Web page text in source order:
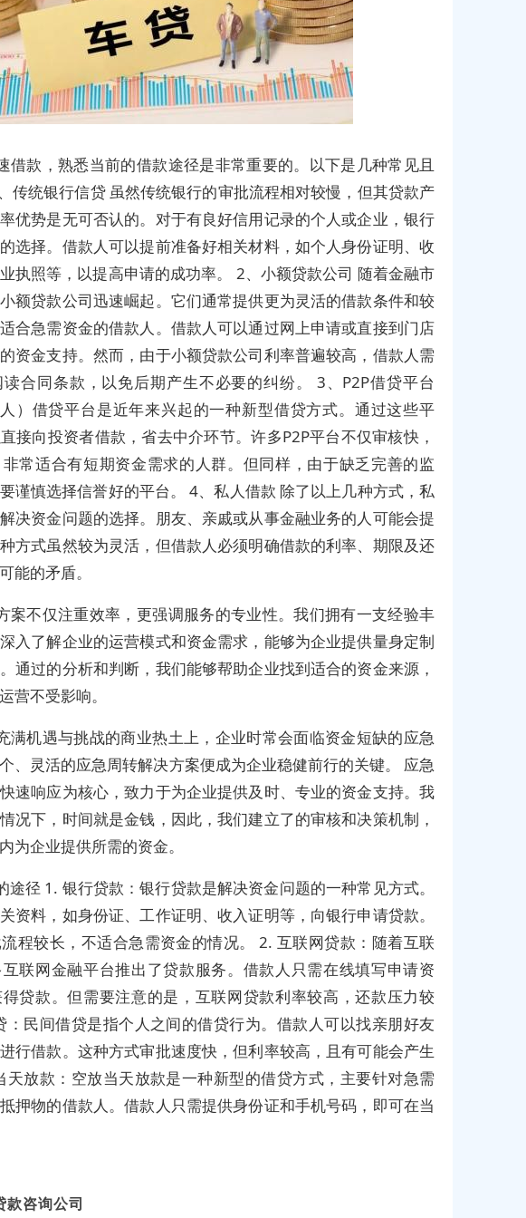
借款，熟悉当前的借款途径是非常重要的。以下是几种常见且
传统银行信贷 虽然传统银行的审批流程相对较慢，但其贷款产
优势是无可否认的。对于有良好信用记录的个人或企业，银行
选择。借款人可以提前准备好相关材料，如个人身份证明、收
执照等，以提高申请的成功率。 2、小额贷款公司 随着金融市
额贷款公司迅速崛起。它们通常提供更为灵活的借款条件和较
合急需资金的借款人。借款人可以通过网上申请或直接到门店
资金支持。然而，由于小额贷款公司利率普遍较高，借款人需
合同条款，以免后期产生不必要的纠纷。 3、P2P借贷平台
）借贷平台是近年来兴起的一种新型借贷方式。通过这些平
接向投资者借款，省去中介环节。许多P2P平台不仅审核快，
常适合有短期资金需求的人群。但同样，由于缺乏完善的监
谨慎选择信誉好的平台。 4、私人借款 除了以上几种方式，私
决资金问题的选择。朋友、亲戚或从事金融业务的人可能会提
方式虽然较为灵活，但借款人必须明确借款的利率、期限及还
能的矛盾。
案不仅注重效率，更强调服务的专业性。我们拥有一支经验丰
入了解企业的运营模式和资金需求，能够为企业提供量身定制
通过的分析和判断，我们能够帮助企业找到适合的资金来源，
营不受影响。
满机遇与挑战的商业热土上，企业时常会面临资金短缺的应急
、灵活的应急周转解决方案便成为企业稳健前行的关键。 应急
速响应为核心，致力于为企业提供及时、专业的资金支持。我
况下，时间就是金钱，因此，我们建立了的审核和决策机制，
为企业提供所需的资金。
途径 1. 银行贷款：银行贷款是解决资金问题的一种常见方式。
资料，如身份证、工作证明、收入证明等，向银行申请贷款。
程较长，不适合急需资金的情况。 2. 互联网贷款：随着互联
联网金融平台推出了贷款服务。借款人只需在线填写申请资
贷款。但需要注意的是，互联网贷款利率较高，还款压力较
：民间借贷是指个人之间的借贷行为。借款人可以找亲朋好友
行借款。这种方式审批速度快，但利率较高，且有可能会产生
天放款：空放当天放款是一种新型的借贷方式，主要针对急需
押物的借款人。借款人只需提供身份证和手机号码，即可在当
款咨询公司